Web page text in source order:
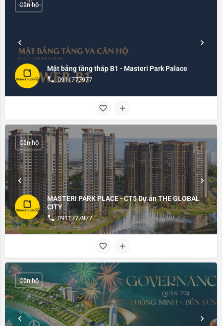
Mặt bằng tầng tháp B1 - Masteri Park Palace
0911777977
Căn hộ
MASTERI PARK PLACE - CT5 Dự án THE GLOBAL
CITY
0911777977
Căn hộ
Căn hộ